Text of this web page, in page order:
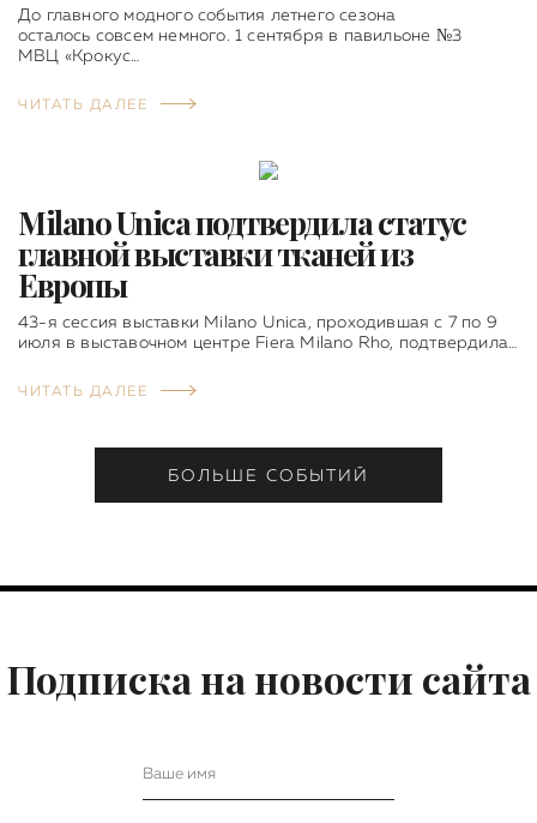
До главного модного события летнего сезона
осталось совсем немного. 1 сентября в павильоне №3
МВЦ «Крокус…
ЧИТАТЬ ДАЛЕЕ
Milano Unica подтвердила статус
главной выставки тканей из
Европы
43-я сессия выставки Milano Unica, проходившая с 7 по 9
июля в выставочном центре Fiera Milano Rho, подтвердила…
ЧИТАТЬ ДАЛЕЕ
БОЛЬШЕ СОБЫТИЙ
Подписка на новости сайта